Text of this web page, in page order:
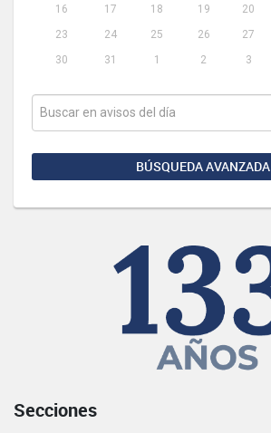
16
17 18 19 20
23
24 25 26 27
30
31 1 2 3
BÚSQUEDA AVANZADA
Secciones